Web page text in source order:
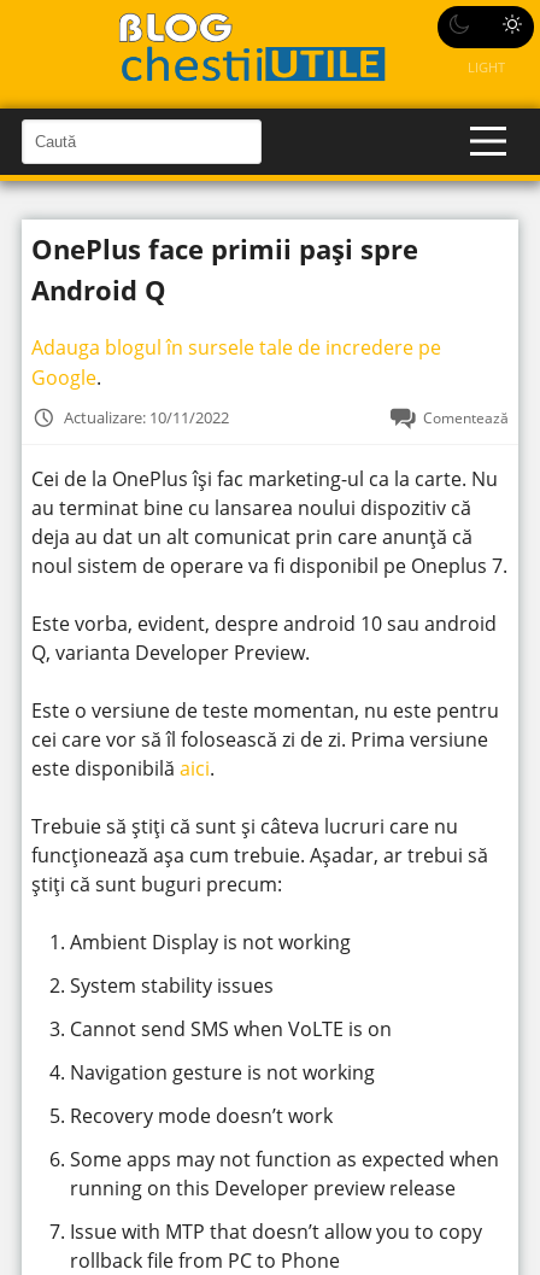
LIGHT
a
u
t
C
a
u
î
n
i
t
OnePlus face primii pași spre
Android Q
Adauga blogul în sursele tale de incredere pe
Google.
Actualizare: 10/11/2022 Comentează
Cei de la OnePlus își fac marketing-ul ca la carte. Nu
au terminat bine cu lansarea noului dispozitiv că
deja au dat un alt comunicat prin care anunță că
noul sistem de operare va fi disponibil pe Oneplus 7.
Este vorba, evident, despre android 10 sau android
Q, varianta Developer Preview.
Este o versiune de teste momentan, nu este pentru
cei care vor să îl folosească zi de zi. Prima versiune
este disponibilă aici.
Trebuie să știți că sunt și câteva lucruri care nu
funcționează așa cum trebuie. Așadar, ar trebui să
știți că sunt buguri precum:
Ambient Display is not working
System stability issues
Cannot send SMS when VoLTE is on
Navigation gesture is not working
Recovery mode doesn’t work
Some apps may not function as expected when
running on this Developer preview release
Issue with MTP that doesn’t allow you to copy
rollback file from PC to Phone